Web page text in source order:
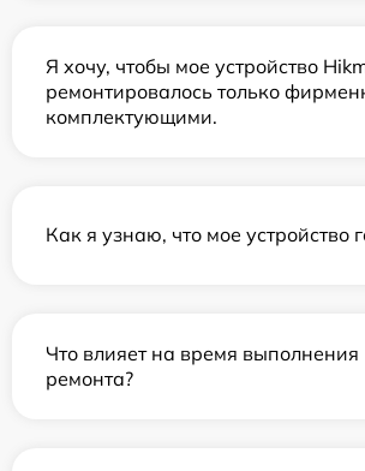
Я хочу, чтобы мое устройство
ремонтировалось только
комплектующими.
Как я узнаю, что мое устройство
Что влияет на время выполнения
ремонта?